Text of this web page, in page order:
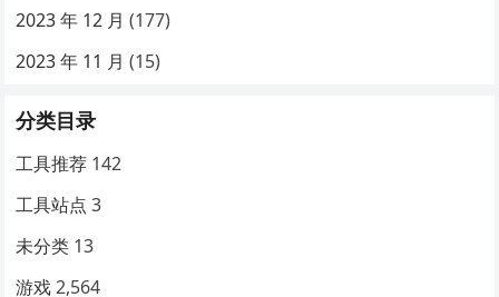
2023 年 12 月 (177)
2023 年 11 月 (15)
分类目录
工具推荐 142
工具站点 3
未分类 13
游戏 2,564